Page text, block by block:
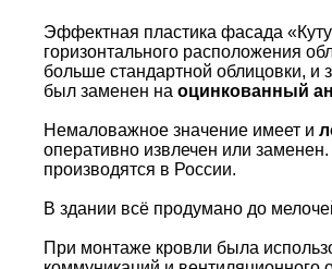
Эффектная пластика фасада
горизонтального расположения
больше стандартной облицовки, и
был заменен на оцинкованный
Немаловажное значение имеет и
оперативно извлечен или
производятся в России.
В здании всё продумано до
При монтаже кровли была